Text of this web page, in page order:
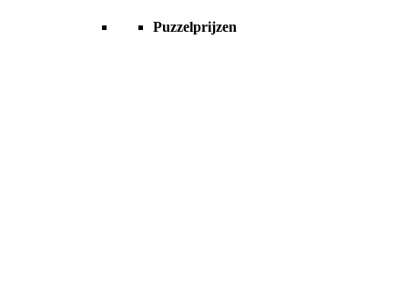
Puzzelprijzen